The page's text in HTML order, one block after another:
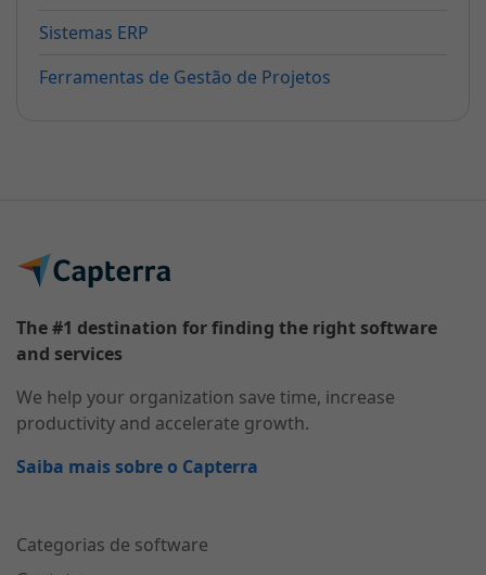
Sistemas ERP
Ferramentas de Gestão de Projetos
The #1 destination for finding the right software
and services
We help your organization save time, increase
productivity and accelerate growth.
Saiba mais sobre o Capterra
Categorias de software